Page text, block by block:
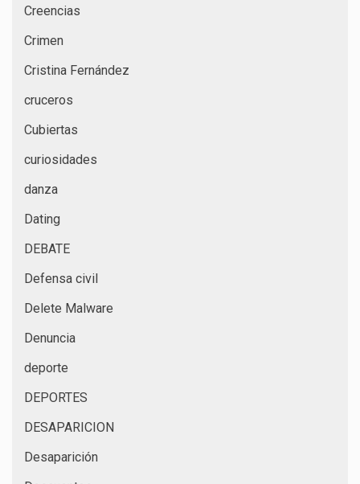
Creencias
Crimen
Cristina Fernández
cruceros
Cubiertas
curiosidades
danza
Dating
DEBATE
Defensa civil
Delete Malware
Denuncia
deporte
DEPORTES
DESAPARICION
Desaparición